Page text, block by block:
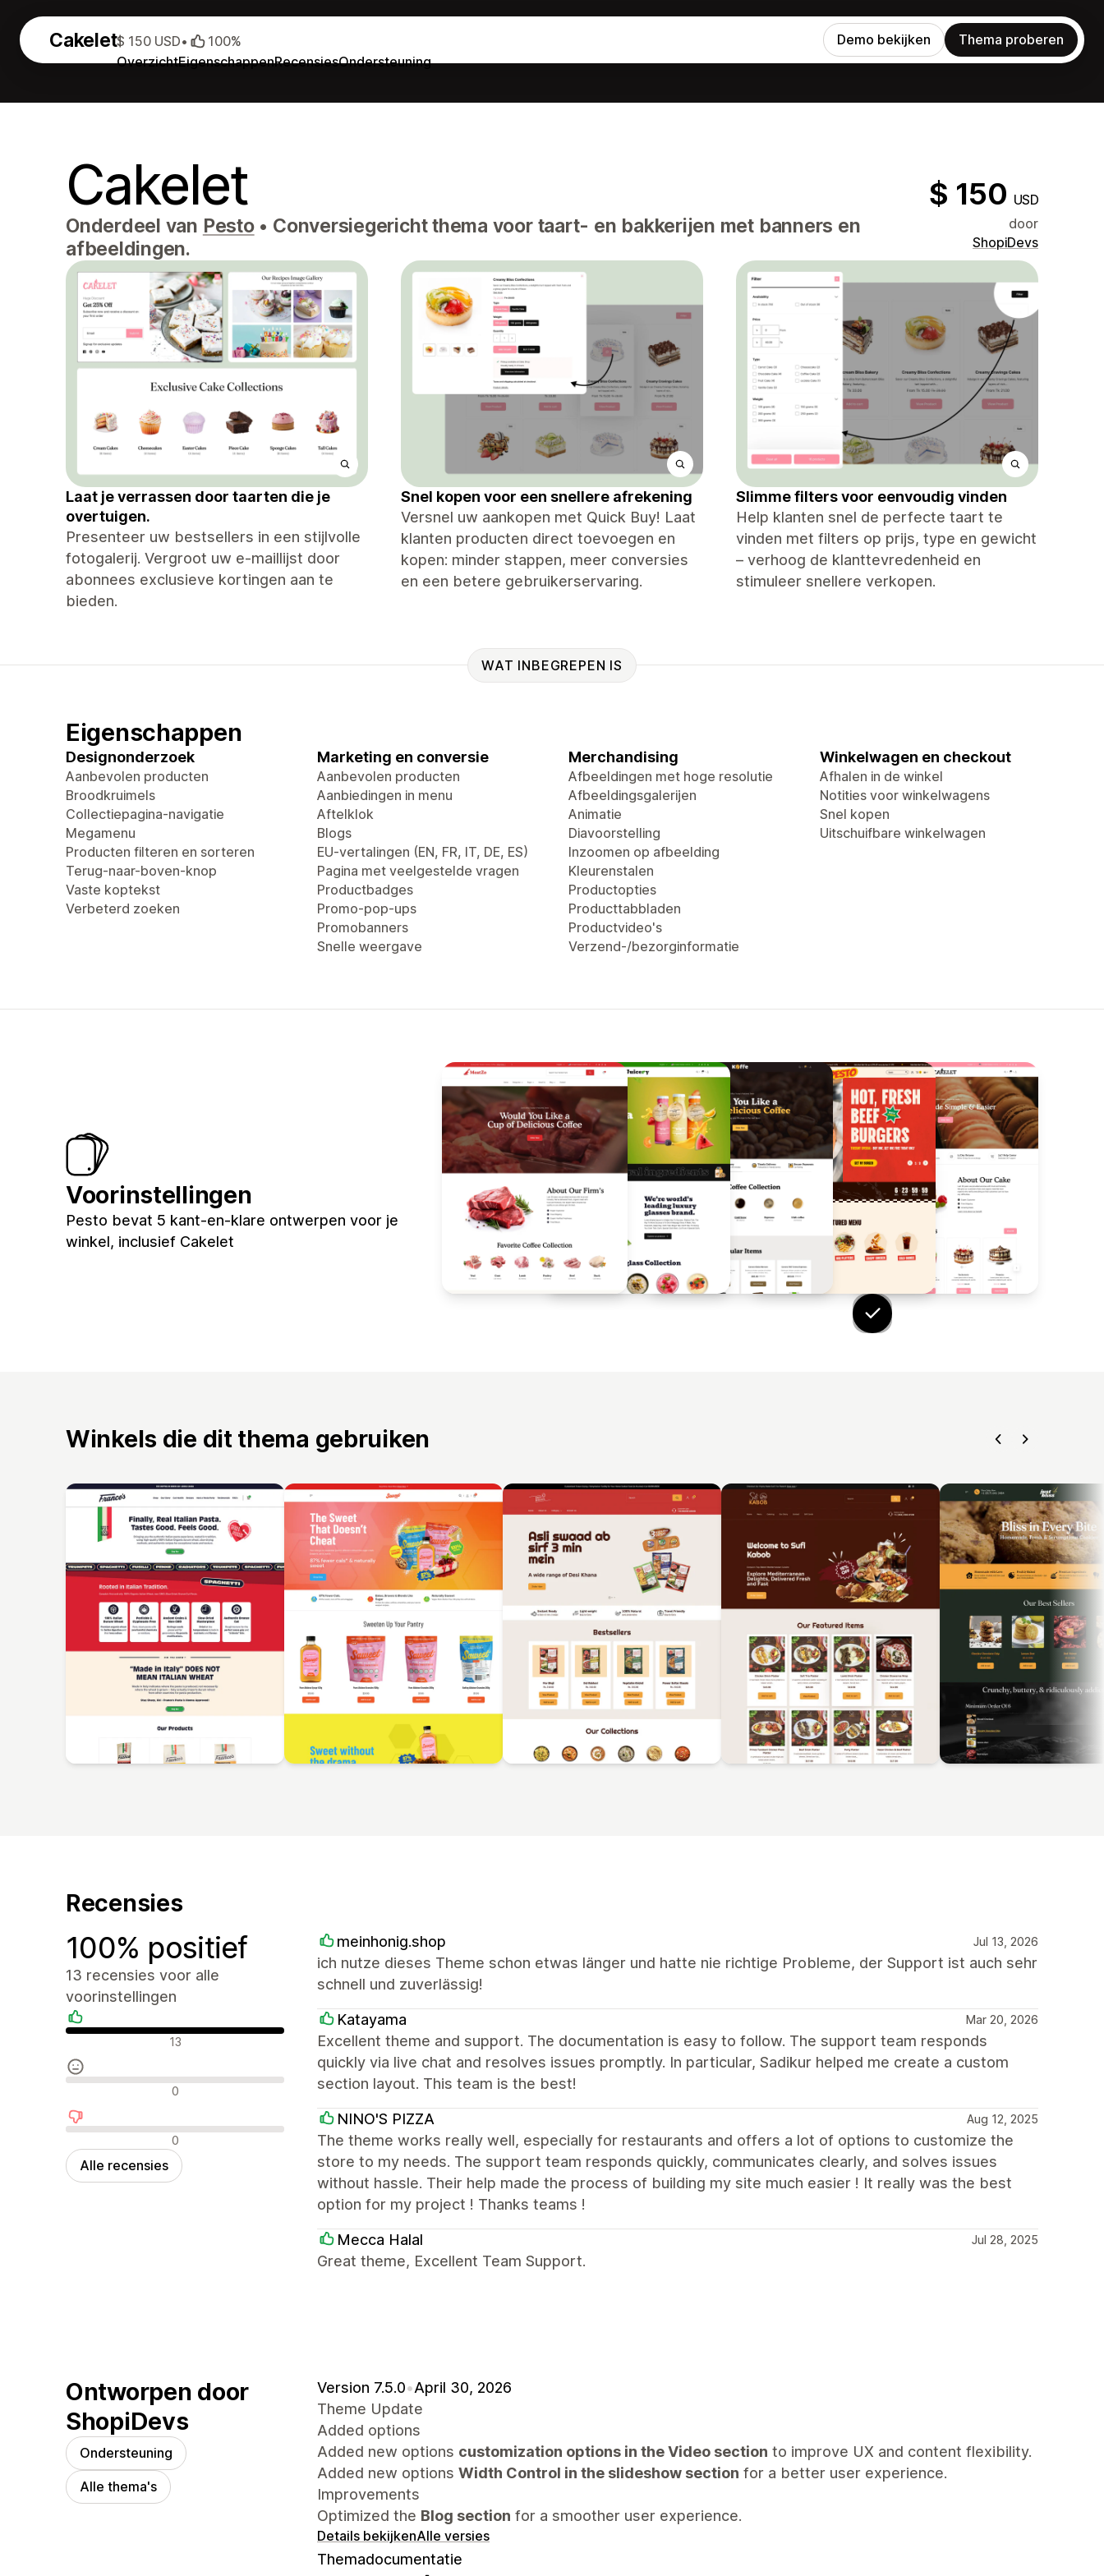
Cakelet
OverzichtEigenschappenRecensiesOndersteuning
$ 150 USD• 100% Demo bekijken Thema proberen
Cakelet $ 150 USD
Onderdeel van Pesto • Conversiegericht thema voor taart- en bakkerijen met banners en
afbeeldingen.
door
ShopiDevs
Laat je verrassen door taarten die je
overtuigen.
Presenteer uw bestsellers in een stijlvolle
fotogalerij. Vergroot uw e-maillijst door
abonnees exclusieve kortingen aan te
bieden.
Snel kopen voor een snellere afrekening
Versnel uw aankopen met Quick Buy! Laat
klanten producten direct toevoegen en
kopen: minder stappen, meer conversies
en een betere gebruikerservaring.
Slimme filters voor eenvoudig vinden
Help klanten snel de perfecte taart te
vinden met filters op prijs, type en gewicht
– verhoog de klanttevredenheid en
stimuleer snellere verkopen.
WAT INBEGREPEN IS
Eigenschappen
Designonderzoek
Aanbevolen producten
Broodkruimels
Collectiepagina-navigatie
Megamenu
Producten filteren en sorteren
Terug-naar-boven-knop
Vaste koptekst
Verbeterd zoeken
Marketing en conversie
Aanbevolen producten
Aanbiedingen in menu
Aftelklok
Blogs
EU-vertalingen (EN, FR, IT, DE, ES)
Pagina met veelgestelde vragen
Productbadges
Promo-pop-ups
Promobanners
Snelle weergave
Merchandising
Afbeeldingen met hoge resolutie
Afbeeldingsgalerijen
Animatie
Diavoorstelling
Inzoomen op afbeelding
Kleurenstalen
Productopties
Producttabbladen
Productvideo's
Verzend-/bezorginformatie
Winkelwagen en checkout
Afhalen in de winkel
Notities voor winkelwagens
Snel kopen
Uitschuifbare winkelwagen
Voorinstellingen
Pesto bevat 5 kant-en-klare ontwerpen voor je
winkel, inclusief Cakelet
Winkels die dit thema gebruiken
Recensies
100% positief
13 recensies voor alle
voorinstellingen
Positieve recensies
13
Neutrale recensies0
Negatieve recensies
0
Alle recensies
meinhonig.shop Jul 13, 2026
ich nutze dieses Theme schon etwas länger und hatte nie richtige Probleme, der Support ist auch sehr
schnell und zuverlässig!
Katayama Mar 20, 2026
Excellent theme and support. The documentation is easy to follow. The support team responds
quickly via live chat and resolves issues promptly. In particular, Sadikur helped me create a custom
section layout. This team is the best!
NINO'S PIZZA Aug 12, 2025
The theme works really well, especially for restaurants and offers a lot of options to customize the
store to my needs. The support team responds quickly, communicates clearly, and solves issues
without hassle. Their help made the process of building my site much easier ! It really was the best
option for my project ! Thanks teams !
Mecca Halal Jul 28, 2025
Great theme, Excellent Team Support.
Ontworpen door
ShopiDevs
Ondersteuning
Alle thema's
Version 7.5.0•April 30, 2026
Theme Update
Added options
Added new options customization options in the Video section to improve UX and content flexibility.
Added new options Width Control in the slideshow section for a better user experience.
Improvements
Optimized the Blog section for a smoother user experience.
Details bekijkenAlle versies
Themadocumentatie